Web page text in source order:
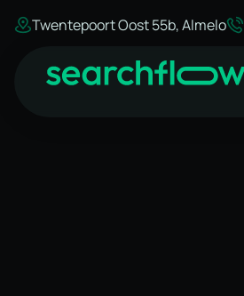
Twentepoort Oost 55b, Almelo